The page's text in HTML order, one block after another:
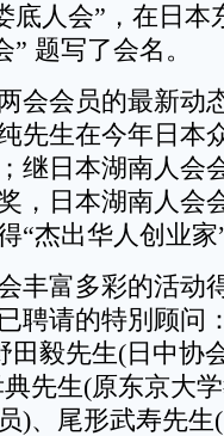
人会”，在日本
题写了会名。
会员的最新动
先生在今年日本
继日本湖南人会
，日本湖南人会
“杰出华人创业
富多彩的活动
聘请的特別顾问
田毅先生(日中协
先生(原东京大
)、尾形武寿先